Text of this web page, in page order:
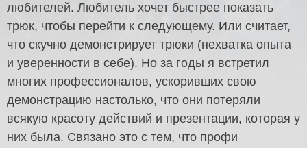
любителей. Любитель хочет быстрее показать
трюк, чтобы перейти к следующему. Или считает,
что скучно демонстрирует трюки (нехватка опыта
и уверенности в себе). Но за годы я встретил
многих профессионалов, ускоривших свою
демонстрацию настолько, что они потеряли
всякую красоту действий и презентации, которая у
них была. Связано это с тем, что профи